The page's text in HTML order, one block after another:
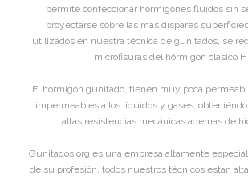
permite confeccionar hormigones fluidos sin
proyectarse sobre las mas dispares
utilizados en nuestra técnica de gunitados, se
microfisuras del hórmigon clasico
El hórmigon gunitado, tienen muy poca
impermeables a los líquidos y gases,
altas resistencias mecánicas ademas de
Gunitados.org es una empresa altamente
de su profesión, todos nuestros técnicos estan